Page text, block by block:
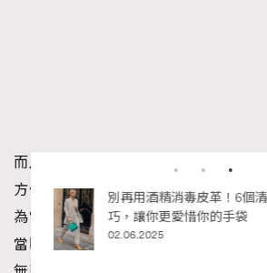
而上述所説的成就，不過就是短短兩
方位走紅，在歌、影、視、寫真四大
為當時發展最全面的少女偶像。但是
當時只有16歲的廣末來説卻是雙面刃
顯
別再用酒精消毒皮革！6個
巧，讓你更愛惜你的手袋
02.06.2025